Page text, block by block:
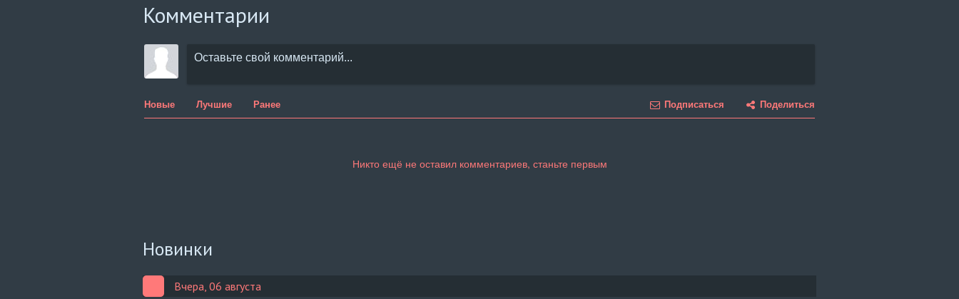
Комментарии
Новые Лучшие Ранее Подписаться Поделиться
Новинки
Вчера, 06 августа